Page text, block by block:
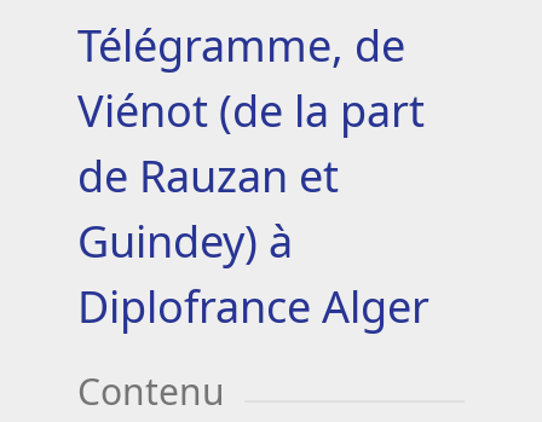
Télégramme, de
Viénot (de la part
de Rauzan et
Guindey) à
Diplofrance Alger
Contenu